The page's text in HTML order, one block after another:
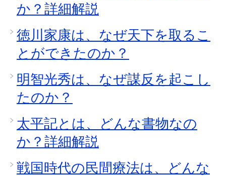
か？詳細解説
徳川家康は、なぜ天下を取るこ
とができたのか？
明智光秀は、なぜ謀反を起こし
たのか？
太平記とは、どんな書物なの
か？詳細解説
戦国時代の民間療法は、どんな